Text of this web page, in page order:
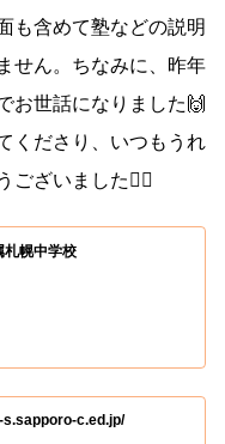
も含めて塾などの説明
せん。ちなみに、昨年
お世話になりました🙌
くださり、いつもうれ
ございました🙇‍♀️
札幌中学校
c.ed.jp/